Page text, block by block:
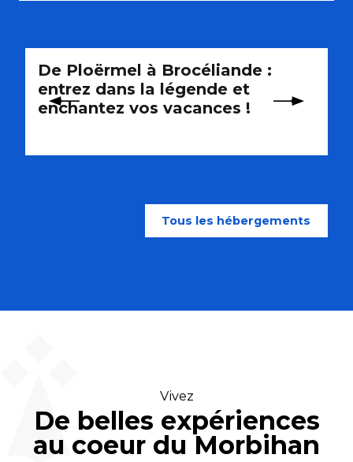
Itinéraires vélos
De Ploërmel à Brocéliande :
entrez dans la légende et
enchantez vos vacances !
Tous les hébergements
Vivez
De belles expériences
au coeur du Morbihan